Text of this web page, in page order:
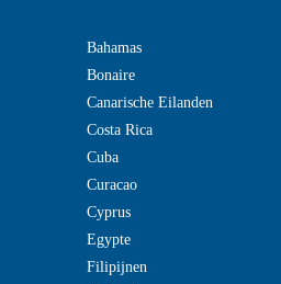
Bahamas
Bonaire
Canarische Eilanden
Costa Rica
Cuba
Curacao
Cyprus
Egypte
Filipijnen